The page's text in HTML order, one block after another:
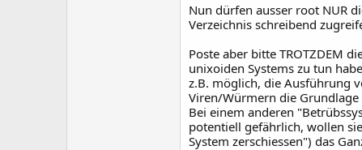
Nun dürfen ausser root NUR
Verzeichnis schreibend
Poste aber bitte TROTZDEM
unixoiden Systems zu tun
z.B. möglich, die Ausführung
Viren/Würmern die Grundlage
Bei einem anderen
potentiell gefährlich, wollen
System zerschiessen") das